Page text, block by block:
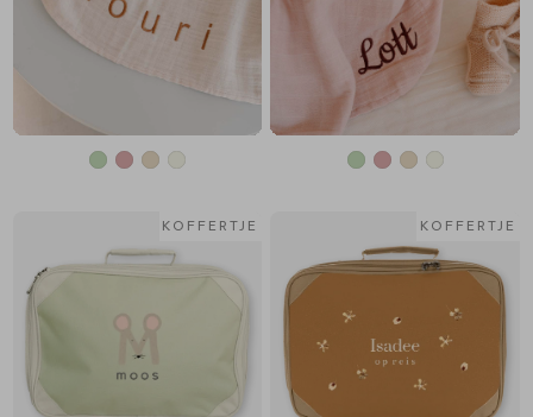
KOFFERTJE KOFFERTJE